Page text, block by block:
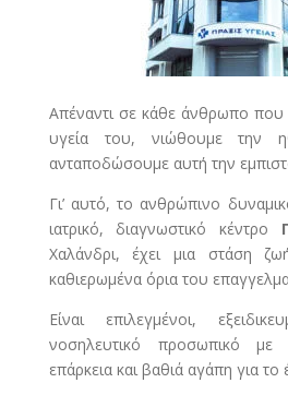
Απέναντι σε κάθε άνθρωπο που
υγεία του, νιώθουμε την
ανταποδώσουμε αυτή την
Γι’ αυτό, το ανθρώπινο
ιατρικό, διαγνωστικό κέντρο
Χαλάνδρι, έχει μια στάση
καθιερωμένα όρια του
Είναι επιλεγμένοι,
νοσηλευτικό προσωπικό με
επάρκεια και βαθιά αγάπη για το